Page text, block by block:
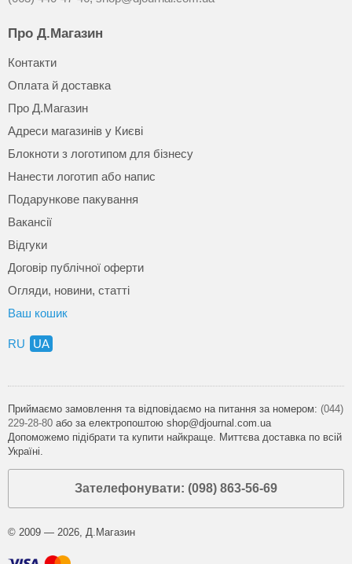
Про Д.Магазин
Контакти
Оплата й доставка
Про Д.Магазин
Адреси магазинів у Києві
Блокноти з логотипом для бізнесу
Нанести логотип або напис
Подарункове пакування
Вакансії
Відгуки
Договір публічної оферти
Огляди, новини, статті
Ваш кошик
RU UA
Приймаємо замовлення та відповідаємо на питання за номером: (044)
229-28-80 або за електропоштою shop@djournal.com.ua
Допоможемо підібрати та купити найкраще. Миттєва доставка по всій
Україні.
Зателефонувати: (098) 863-56-69
© 2009 — 2026, Д.Магазин